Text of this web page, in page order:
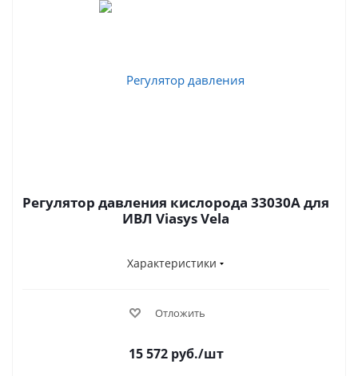
Регулятор давления кислорода 33030A для
ИВЛ Viasys Vela
Характеристики
Отложить
15 572 руб./шт